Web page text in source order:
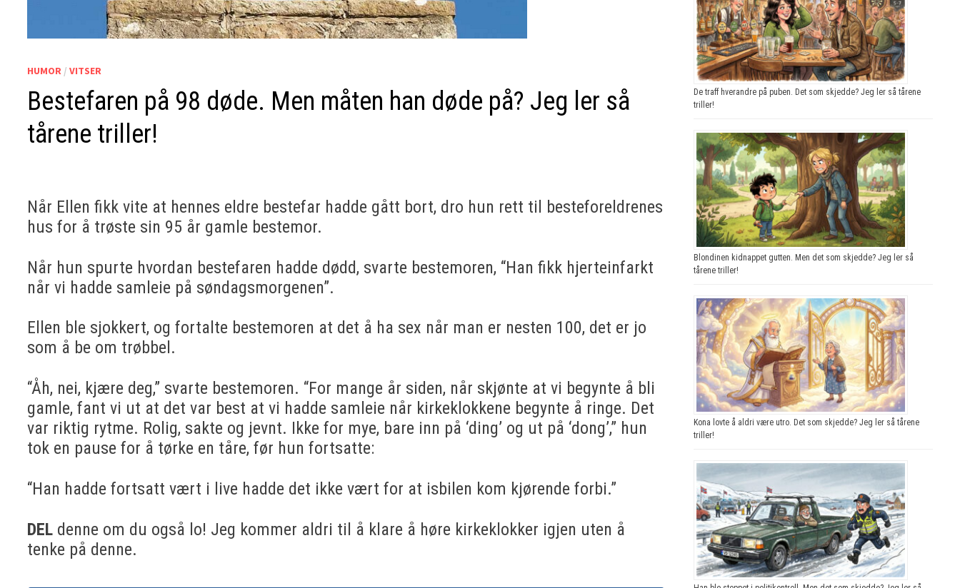
HUMOR /VITSER
Bestefaren på 98 døde. Men måten han døde på? Jeg ler så
tårene triller!
Når Ellen fikk vite at hennes eldre bestefar hadde gått bort, dro hun rett til besteforeldrenes
hus for å trøste sin 95 år gamle bestemor.
Når hun spurte hvordan bestefaren hadde dødd, svarte bestemoren, “Han fikk hjerteinfarkt
når vi hadde samleie på søndagsmorgenen”.
Ellen ble sjokkert, og fortalte bestemoren at det å ha sex når man er nesten 100, det er jo
som å be om trøbbel.
“Åh, nei, kjære deg,” svarte bestemoren. “For mange år siden, når skjønte at vi begynte å bli
gamle, fant vi ut at det var best at vi hadde samleie når kirkeklokkene begynte å ringe. Det
var riktig rytme. Rolig, sakte og jevnt. Ikke for mye, bare inn på ‘ding’ og ut på ‘dong’,” hun
tok en pause for å tørke en tåre, før hun fortsatte:
“Han hadde fortsatt vært i live hadde det ikke vært for at isbilen kom kjørende forbi.”
DEL denne om du også lo! Jeg kommer aldri til å klare å høre kirkeklokker igjen uten å
tenke på denne.
De traff hverandre på puben. Det som skjedde? Jeg ler så tårene
triller!
Blondinen kidnappet gutten. Men det som skjedde? Jeg ler så
tårene triller!
Kona lovte å aldri være utro. Det som skjedde? Jeg ler så tårene
triller!